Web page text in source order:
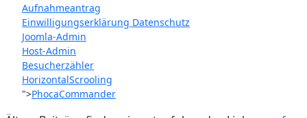
Aufnahmeantrag
Einwilligungserklärung Datenschutz
Joomla-Admin
Host-Admin
Besucherzähler
HorizontalScrooling
">PhocaCommander